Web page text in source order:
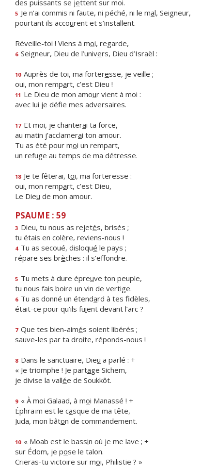
des puissants se jettent sur moi.
5 Je n’ai commis ni faute, ni péché, ni le mal, Seigneur,
pourtant ils accourent et s’installent.
Réveille-toi ! Viens à moi, regarde,
6 Seigneur, Dieu de l’univers, Dieu d’Israël :
10 Auprès de toi, ma forteresse, je veille ;
oui, mon rempart, c’est Dieu !
11 Le Dieu de mon amour vient à moi :
avec lui je défe mes adversaires.
17 Et moi, je chanterai ta force,
au matin j’acclamerai ton amour.
Tu as été pour moi un rempart,
un refuge au temps de ma détresse.
18 Je te fêterai, toi, ma forteresse :
oui, mon rempart, c’est Dieu,
Le Dieu de mon amour.
PSAUME : 59
3 Dieu, tu nous as rejetés, brisés ;
tu étais en colère, reviens-nous !
4 Tu as secoué, disloqué le pays ;
répare ses brèches : il s’effondre.
5 Tu mets à dure épreuve ton peuple,
tu nous fais boire un vin de vertige.
6 Tu as donné un étendard à tes fidèles,
était-ce pour qu’ils fuient devant l’arc ?
7 Que tes bien-aimés soient libérés ;
sauve-les par ta droite, réponds-nous !
8 Dans le sanctuaire, Dieu a parlé : +
« Je triomphe ! Je partage Sichem,
je divise la vallée de Soukkôt.
9 « À moi Galaad, à moi Manassé ! +
Éphraïm est le casque de ma tête,
Juda, mon bâton de commandement.
10 « Moab est le bassin où je me lave ; +
sur Édom, je pose le talon.
Crieras-tu victoire sur moi, Philistie ? »